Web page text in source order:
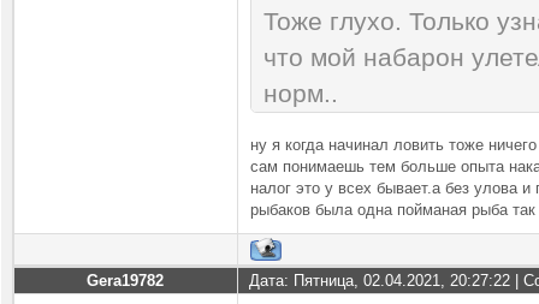
Тоже глухо. Только
что мой набарон
норм..
Или просто не в то
ну я когда начинал ловить тоже
сам понимаешь тем больше опыта
налог это у всех бывает.а без улова
рыбаков была одна пойманая рыба так
Gera19782 Дата: Пятница, 02.04.2021, 20:27:22 |